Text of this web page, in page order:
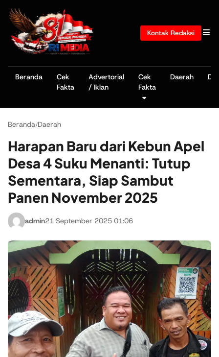
Kontak Redaksi
Beranda
Cek
Fakta
Advertorial
/ Iklan
Cek
Fakta
Daerah
Beranda/Daerah
Harapan Baru dari Kebun Apel
Desa 4 Suku Menanti: Tutup
Sementara, Siap Sambut
Panen November 2025
admin21 September 2025 01:06